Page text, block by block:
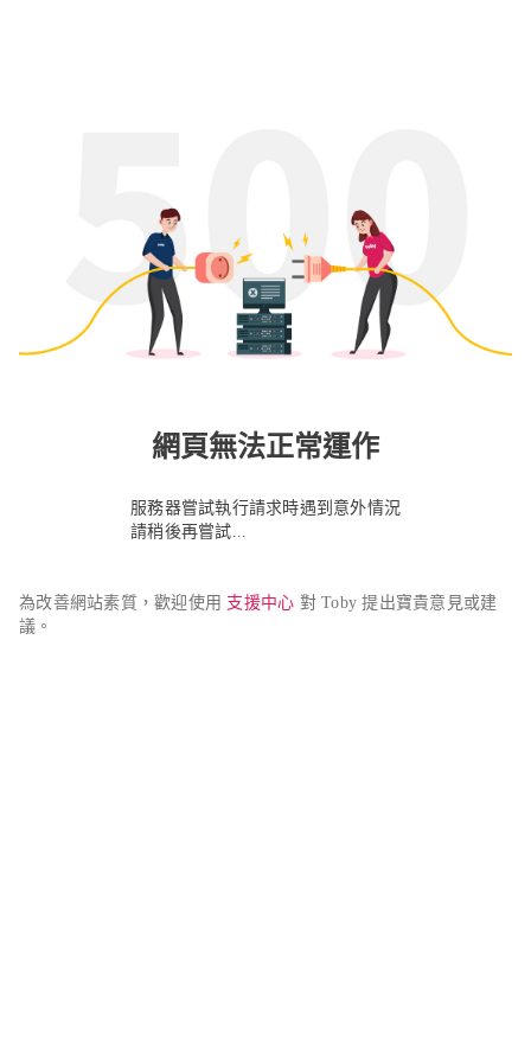
網頁無法正常運作
服務器嘗試執行請求時遇到意外情況
請稍後再嘗試...
為改善網站素質，歡迎使用 支援中心 對 Toby 提出寶貴意見或建
議。